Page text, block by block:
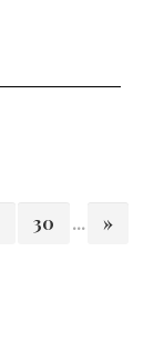
30 ... »